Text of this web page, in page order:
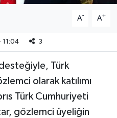
A- A+
11:04 3
Türk
olarak katılımı
Türk Cumhuriyeti
gözlemci üyeliğin